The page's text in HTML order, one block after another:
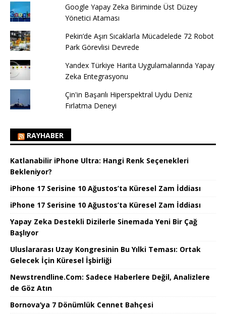
Google Yapay Zeka Biriminde Üst Düzey
Yönetici Ataması
Pekin’de Aşırı Sıcaklarla Mücadelede 72 Robot
Park Görevlisi Devrede
Yandex Türkiye Harita Uygulamalarında Yapay
Zeka Entegrasyonu
Çin'in Başarılı Hiperspektral Uydu Deniz
Fırlatma Deneyi
RAYHABER
Katlanabilir iPhone Ultra: Hangi Renk Seçenekleri
Bekleniyor?
iPhone 17 Serisine 10 Ağustos’ta Küresel Zam İddiası
iPhone 17 Serisine 10 Ağustos’ta Küresel Zam İddiası
Yapay Zeka Destekli Dizilerle Sinemada Yeni Bir Çağ
Başlıyor
Uluslararası Uzay Kongresinin Bu Yılki Teması: Ortak
Gelecek İçin Küresel İşbirliği
Newstrendline.Com: Sadece Haberlere Değil, Analizlere
de Göz Atın
Bornova’ya 7 Dönümlük Cennet Bahçesi